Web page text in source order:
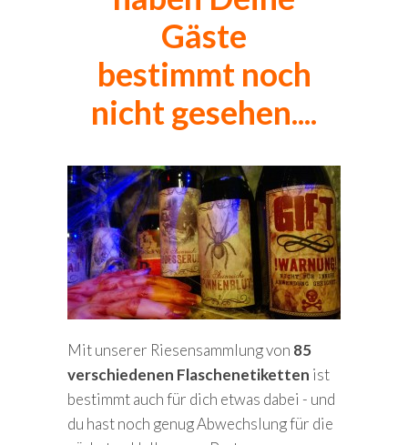
Gäste
bestimmt noch
nicht gesehen....
Mit unserer Riesensammlung von 85
verschiedenen Flaschenetiketten ist
bestimmt auch für dich etwas dabei - und
du hast noch genug Abwechslung für die